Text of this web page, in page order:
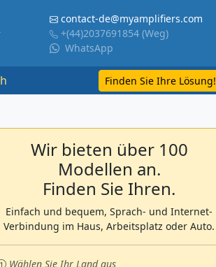
contact-de@myamplifiers.com
+(44)2037691854 (Weg)
WhatsApp
Finden Sie Ihre Lösung!
Wir bieten über 100
Modellen an.
Finden Sie Ihren.
Einfach und bequem, Sprach- und Internet-
Verbindung im Haus, Arbeitsplatz oder Auto.
Wählen Sie Ihr Land aus